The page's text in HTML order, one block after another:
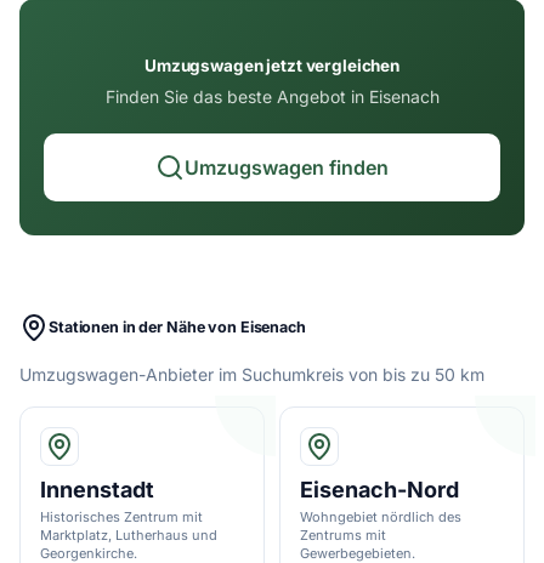
Umzugswagen jetzt vergleichen
Finden Sie das beste Angebot in Eisenach
Umzugswagen finden
Stationen in der Nähe von Eisenach
Umzugswagen-Anbieter im Suchumkreis von bis zu 50 km
Innenstadt
Historisches Zentrum mit
Marktplatz, Lutherhaus und
Georgenkirche.
Eisenach-Nord
Wohngebiet nördlich des
Zentrums mit
Gewerbegebieten.